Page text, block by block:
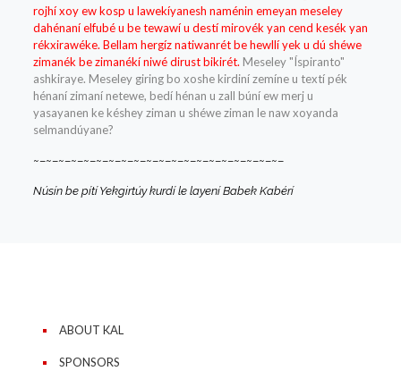
rojhí xoy ew kosp u lawekíyanesh naménin emeyan meseley
dahénaní elfubé u be tewawí u destí mirovék yan cend kesék yan
rékxirawéke. Bellam hergíz natiwanrét be hewllí yek u dú shéwe
zimanék be zimanékí niwé dirust bikirét. Meseley "Íspiranto"
ashkiraye. Meseley giring bo xoshe kirdiní zemíne u textí pék
hénaní zimaní netewe, bedí hénan u zall búní ew merj u
yasayanen ke késhey ziman u shéwe ziman le naw xoyanda
selmandúyane?
~–~–~–~–~–~–~–~–~–~–~–~–~–~–~–~–~–~–~–~–
Núsín be pítí Yekgirtúy kurdí le layení Babek Kabérí
ABOUT KAL
SPONSORS